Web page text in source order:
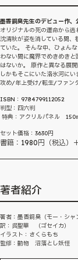
墨香銅臭先生のデビュー作、
オリジナルの死の運命から
沈清秋が姿を消している間
ていた。 そんな中、ひょん
わない間に魔界でめきめき
はないか。 原作と異なる展
しかもそこにいた洛氷河に
攻め/年上受け/転生/ファン
ISBN：9784799112052
判型：四六判
特典：アクリルパネル 150
セット価格：3630円
書籍：1980円（税込）
著者紹介
著者：墨香銅臭（モー・シャ
訳：呉聖華 （ゴセイカ）
イラスト：さくらもち
監修：動物 沼落とし妖怪